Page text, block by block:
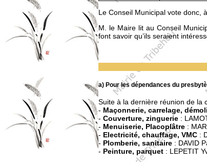
Le Conseil Municipal vote donc,
M. le Maire lit au Conseil
font savoir qu’ils seraient
a) Pour les dépendances du
Suite à la dernière réunion de la
- Maçonnerie, carrelage,
- Couverture, zinguerie :
- Menuiserie, Placoplâtre :
- Electricité, chauffage, VMC :
- Plomberie, sanitaire : DAVID
- Peinture, parquet : LEPETIT